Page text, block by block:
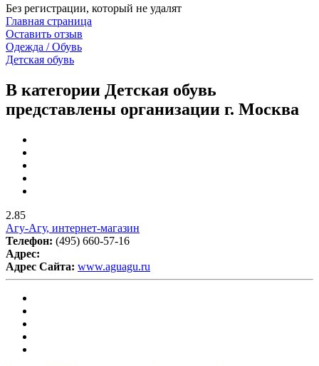
Без регистрации, который не удалят
Главная страница
Оставить отзыв
Одежда / Обувь
Детская обувь
В категории Детская обувь
представлены организации г. Москва
2.85
Агу-Агу, интернет-магазин
Телефон: (495) 660-57-16
Адрес:
Адрес Сайта: www.aguagu.ru